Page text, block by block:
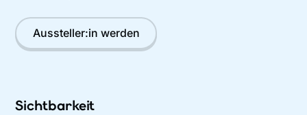
Aussteller:in werden
Sichtbarkeit